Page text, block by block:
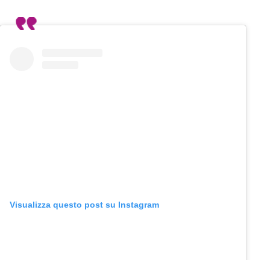
Visualizza questo post su Instagram